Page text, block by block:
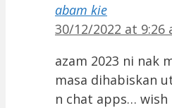
abam kie
30/12/2022 at 9:26
azam 2023 ni nak
masa dihabiskan
n chat apps… wish